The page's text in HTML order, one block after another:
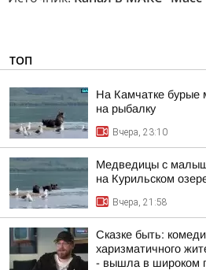
ТОП
На Камчатке
на рыбалку
Вчера, 23:10
Медведицы с
на Курильском
Вчера, 21:58
Сказке быть:
харизматичного
- вышла в широком